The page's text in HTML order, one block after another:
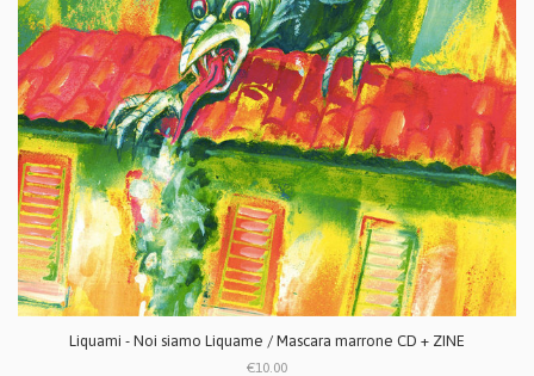
Liquami - Noi siamo Liquame / Mascara marrone CD + ZINE
€10.00